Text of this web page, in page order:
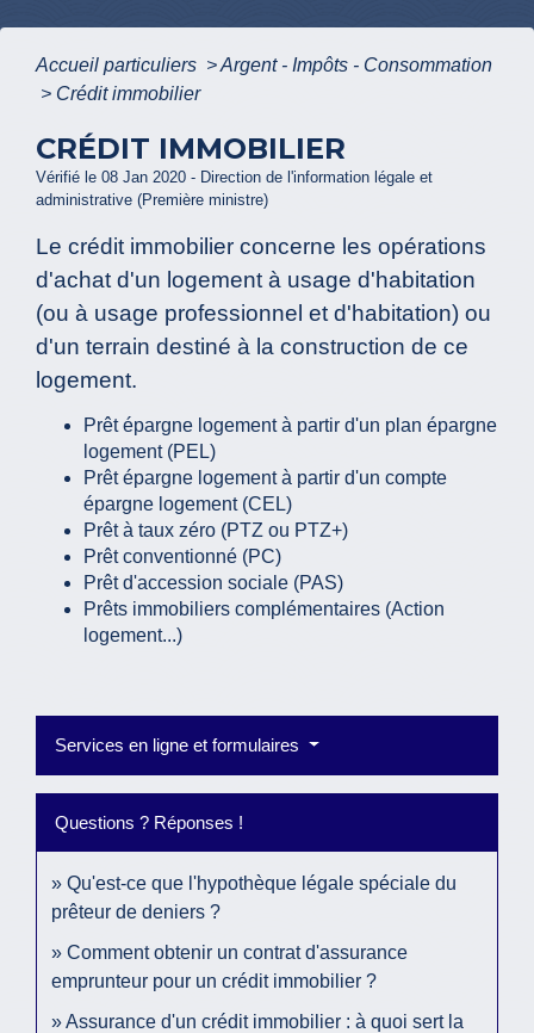
Accueil particuliers >Argent - Impôts - Consommation
> Crédit immobilier
CRÉDIT IMMOBILIER
Vérifié le 08 Jan 2020 - Direction de l'information légale et
administrative (Première ministre)
Le crédit immobilier concerne les opérations
d'achat d'un logement à usage d'habitation
(ou à usage professionnel et d'habitation) ou
d'un terrain destiné à la construction de ce
logement.
Prêt épargne logement à partir d'un plan épargne
logement (PEL)
Prêt épargne logement à partir d'un compte
épargne logement (CEL)
Prêt à taux zéro (PTZ ou PTZ+)
Prêt conventionné (PC)
Prêt d'accession sociale (PAS)
Prêts immobiliers complémentaires (Action
logement...)
Services en ligne et formulaires
Questions ? Réponses !
Qu'est-ce que l'hypothèque légale spéciale du
prêteur de deniers ?
Comment obtenir un contrat d'assurance
emprunteur pour un crédit immobilier ?
Assurance d'un crédit immobilier : à quoi sert la